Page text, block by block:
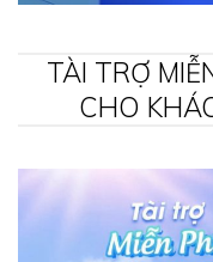
TÀI TRỢ
CHO